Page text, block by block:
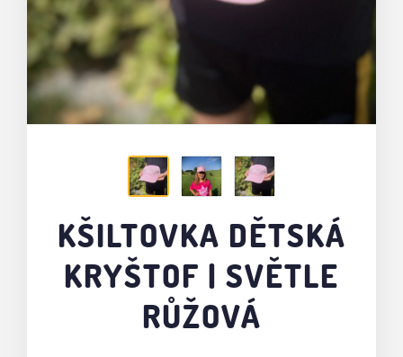
KŠILTOVKA DĚTSKÁ
KRYŠTOF | SVĚTLE
RŮŽOVÁ